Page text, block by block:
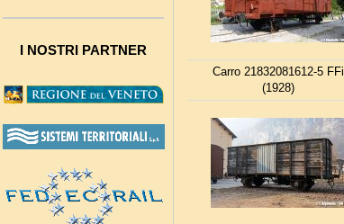
I NOSTRI PARTNER
Carro 21832081612-5 FFi
(1928)